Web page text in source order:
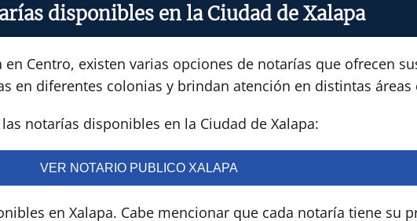
disponibles en la Ciudad de Xalapa
Centro, existen varias opciones de notarías que ofrecen
en diferentes colonias y brindan atención en distintas áreas
notarías disponibles en la Ciudad de Xalapa:
VER NOTARIO PUBLICO XALAPA
en Xalapa. Cabe mencionar que cada notaría tiene su